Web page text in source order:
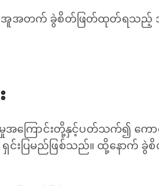
အတက် ခွဲစိတ်ဖြတ်ထုတ်ရသည့် အဓိ
အကြောင်းတို့နှင့်ပတ်သက်၍ ကောင်
ရှင်းပြမည်ဖြစ်သည်။ ထို့နောက်